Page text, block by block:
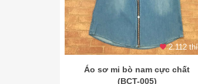
2.112
Áo sơ mi bò nam cực chất
(BCT-005)